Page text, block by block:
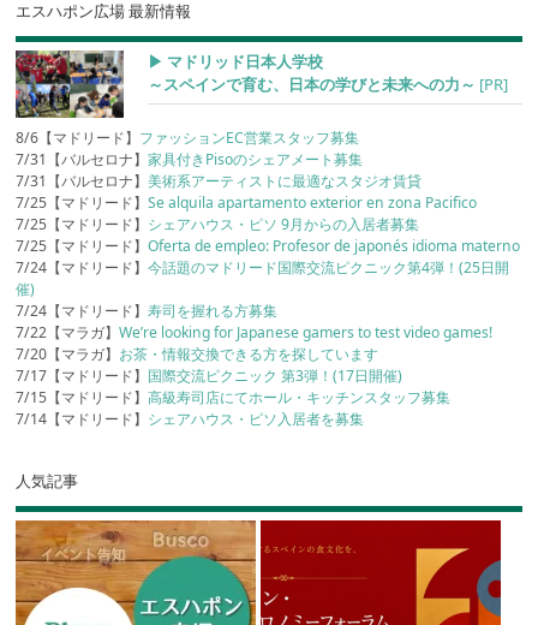
エスハポン広場 最新情報
▶︎ マドリッド日本人学校
～スペインで育む、日本の学びと未来への力～ [PR]
8/6【マドリード】 ファッションEC営業スタッフ募集
7/31【バルセロナ】家具付きPisoのシェアメート募集
7/31【バルセロナ】美術系アーティストに最適なスタジオ賃貸
7/25【マドリード】Se alquila apartamento exterior en zona Pacifico
7/25【マドリード】 シェアハウス・ピソ 9月からの入居者募集
7/25【マドリード】Oferta de empleo: Profesor de japonés idioma materno
7/24【マドリード】今話題のマドリード国際交流ピクニック第4弾！(25日開
催)
7/24【マドリード】寿司を握れる方募集
7/22【マラガ】We’re looking for Japanese gamers to test video games!
7/20【マラガ】 お茶・情報交換できる方を探しています
7/17【マドリード】 国際交流ピクニック 第3弾！(17日開催)
7/15【マドリード】高級寿司店にてホール・キッチンスタッフ募集
7/14【マドリード】 シェアハウス・ピソ入居者を募集
人気記事